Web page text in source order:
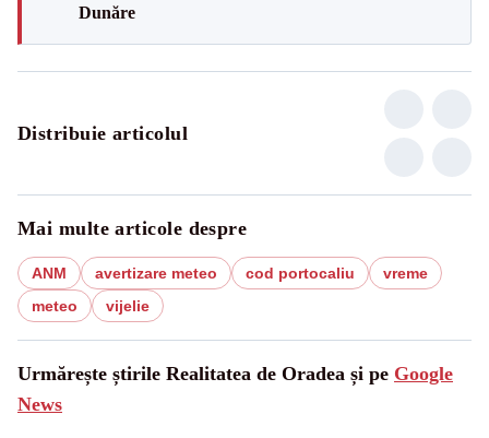
Dunăre
Distribuie articolul
Mai multe articole despre
ANM avertizare meteo cod portocaliu
vreme
meteo
vijelie
Urmărește știrile Realitatea de Oradea și pe Google
News